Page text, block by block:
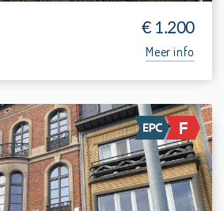
€ 1.200
Meer info
Verhuurd: Studio